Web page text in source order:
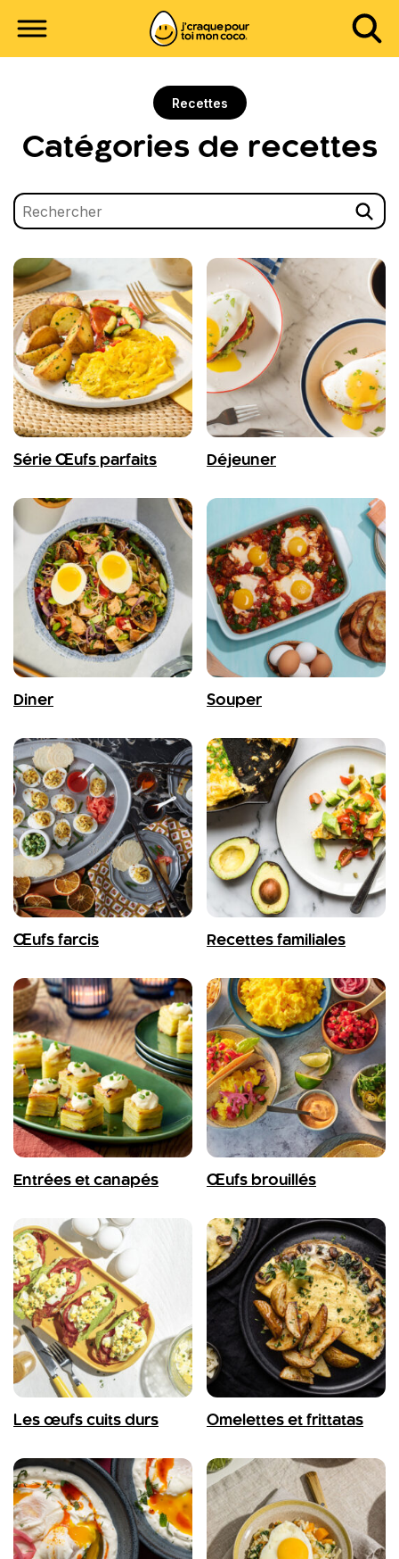
Recettes
Catégories de recettes
Termes de recherche
Série Œufs parfaits Déjeuner
Diner Souper
Œufs farcis Recettes familiales
Entrées et canapés Œufs brouillés
Les œufs cuits durs Omelettes et frittatas